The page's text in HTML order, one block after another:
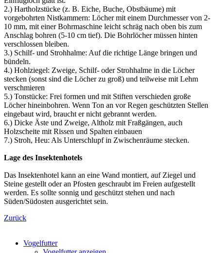
2.) Hartholzstücke (z. B. Eiche, Buche, Obstbäume) mit
vorgebohrten Nistkammern: Löcher mit einem Durchmesser von 2-
10 mm, mit einer Bohrmaschine leicht schräg nach oben bis zum
Anschlag bohren (5-10 cm tief). Die Bohrlöcher müssen hinten
verschlossen bleiben.
3.) Schilf- und Strohhalme: Auf die richtige Länge bringen und
bündeln.
4.) Hohlziegel: Zweige, Schilf- oder Strohhalme in die Löcher
stecken (sonst sind die Löcher zu groß) und teilweise mit Lehm
verschmieren
5.) Tonstücke: Frei formen und mit Stiften verschieden große
Löcher hineinbohren. Wenn Ton an vor Regen geschützten Stellen
eingebaut wird, braucht er nicht gebrannt werden.
6.) Dicke Äste und Zweige, Altholz mit Fraßgängen, auch
Holzscheite mit Rissen und Spalten einbauen
7.) Stroh, Heu: Als Unterschlupf in Zwischenräume stecken.
Lage des Insektenhotels
Das Insektenhotel kann an eine Wand montiert, auf Ziegel und
Steine gestellt oder an Pfosten geschraubt im Freien aufgestellt
werden. Es sollte sonnig und geschützt stehen und nach
Süden/Südosten ausgerichtet sein.
Zurück
Vogelfutter